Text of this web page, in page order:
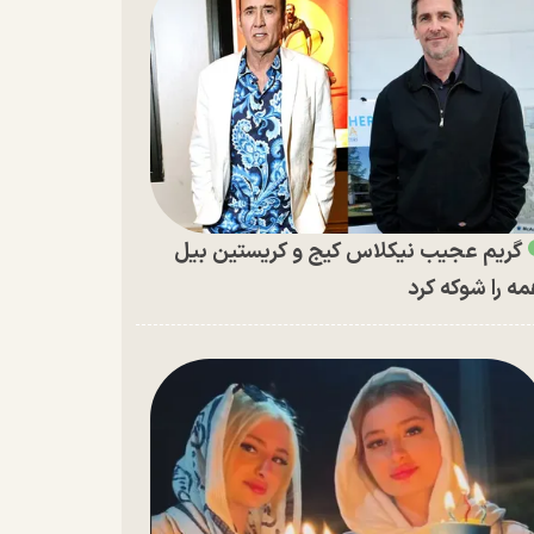
گریم عجیب نیکلاس کیج و کریستین بیل
را شوکه کرد